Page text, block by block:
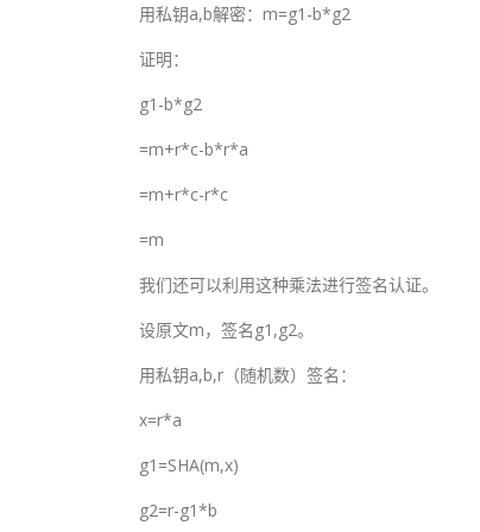
用私钥a,b解密：m=g1-b*g2
证明：
g1-b*g2
=m+r*c-b*r*a
=m+r*c-r*c
=m
我们还可以利用这种乘法进行签名认证。
设原文m，签名g1,g2。
用私钥a,b,r（随机数）签名：
x=r*a
g1=SHA(m,x)
g2=r-g1*b